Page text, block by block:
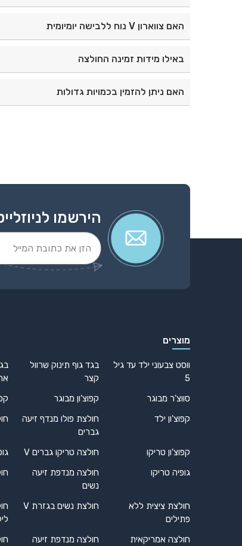
האם צווארון V נוח ללבישה יומיומית
באילו מידות זמינה החולצה
האם ניתן להזמין בכמויות גדולות
הירשמו
Alternative:
מוצרים
ווסט צבעוני ילד עד גיל
5
בגד גוף תינוק שרוול
קצר
סווצ'ר מבוגר
קפוצ'ון מבוגר
קפוצ'ון ילד
חולצת פולו מנדף זיעה
גברים
קפוצ'ון טריקו חולצה טריקו גברים V
גופיה טריקו
חולצה מנדפת זיעה
נשים
חולצת ציצית ללא
פתילים
חולצת נשים בגזרת V
חולצה אמריקאית
חולצה מנדפת זיעה